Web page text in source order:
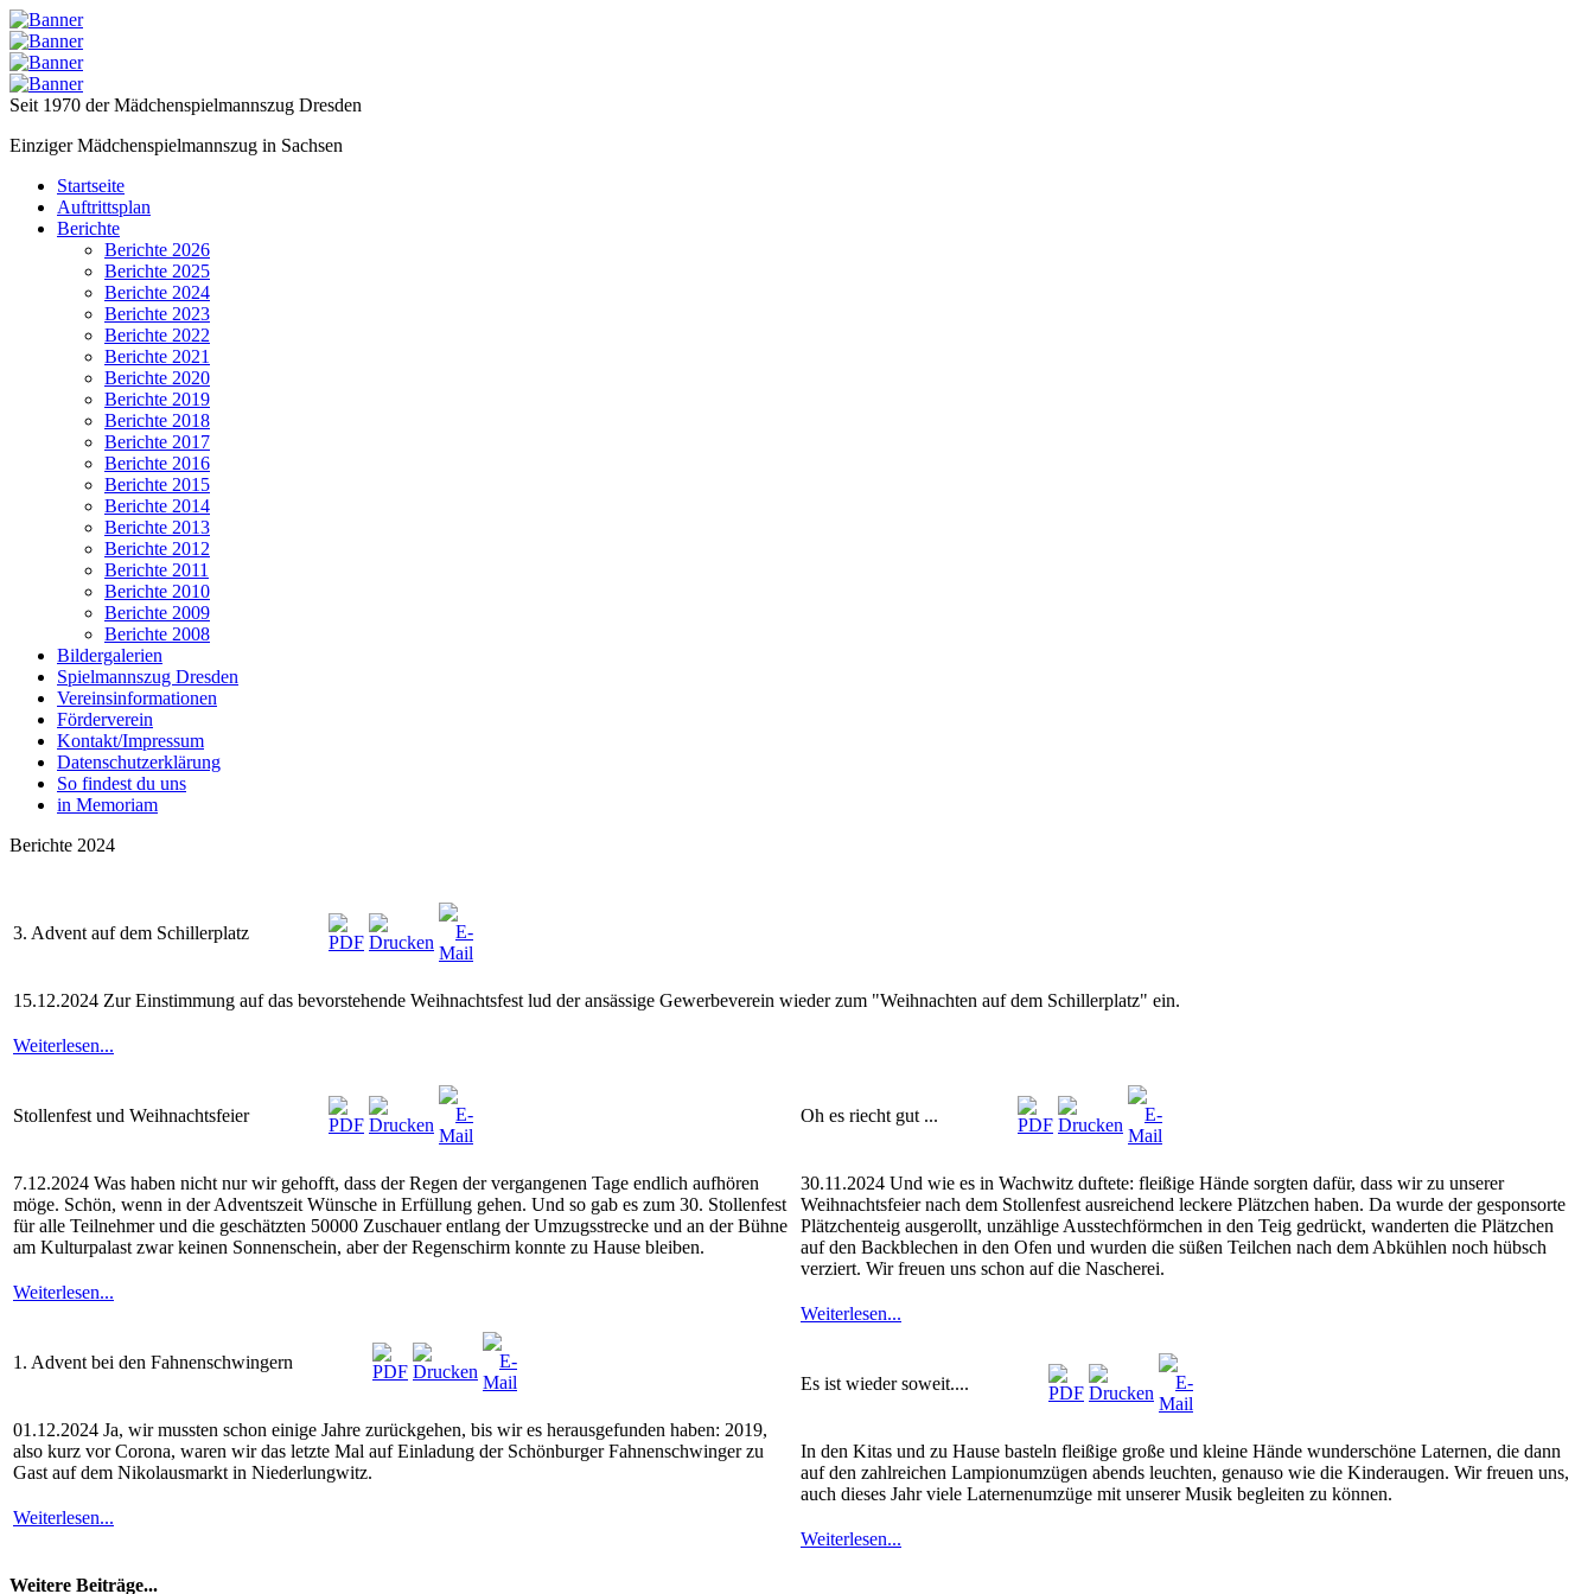
Seit 1970 der Mädchenspielmannszug Dresden
Einziger Mädchenspielmannszug in Sachsen
Startseite
Auftrittsplan
Berichte
Berichte 2026
Berichte 2025
Berichte 2024
Berichte 2023
Berichte 2022
Berichte 2021
Berichte 2020
Berichte 2019
Berichte 2018
Berichte 2017
Berichte 2016
Berichte 2015
Berichte 2014
Berichte 2013
Berichte 2012
Berichte 2011
Berichte 2010
Berichte 2009
Berichte 2008
Bildergalerien
Spielmannszug Dresden
Vereinsinformationen
Förderverein
Kontakt/Impressum
Datenschutzerklärung
So findest du uns
in Memoriam
Berichte 2024
3. Advent auf dem Schillerplatz
15.12.2024 Zur Einstimmung auf das bevorstehende Weihnachtsfest lud der ansässige Gewerbeverein wieder zum "Weihnachten auf dem Schillerplatz" ein.
Weiterlesen...
Stollenfest und Weihnachtsfeier
7.12.2024 Was haben nicht nur wir gehofft, dass der Regen der vergangenen Tage endlich aufhören
möge. Schön, wenn in der Adventszeit Wünsche in Erfüllung gehen. Und so gab es zum 30. Stollenfest
für alle Teilnehmer und die geschätzten 50000 Zuschauer entlang der Umzugsstrecke und an der Bühne
am Kulturpalast zwar keinen Sonnenschein, aber der Regenschirm konnte zu Hause bleiben.
Weiterlesen...
1. Advent bei den Fahnenschwingern
01.12.2024 Ja, wir mussten schon einige Jahre zurückgehen, bis wir es herausgefunden haben: 2019,
also kurz vor Corona, waren wir das letzte Mal auf Einladung der Schönburger Fahnenschwinger zu
Gast auf dem Nikolausmarkt in Niederlungwitz.
Weiterlesen...
Oh es riecht gut ...
30.11.2024 Und wie es in Wachwitz duftete: fleißige Hände sorgten dafür, dass wir zu unserer
Weihnachtsfeier nach dem Stollenfest ausreichend leckere Plätzchen haben. Da wurde der gesponsorte
Plätzchenteig ausgerollt, unzählige Ausstechförmchen in den Teig gedrückt, wanderten die Plätzchen
auf den Backblechen in den Ofen und wurden die süßen Teilchen nach dem Abkühlen noch hübsch
verziert. Wir freuen uns schon auf die Nascherei.
Weiterlesen...
Es ist wieder soweit....
In den Kitas und zu Hause basteln fleißige große und kleine Hände wunderschöne Laternen, die dann
auf den zahlreichen Lampionumzügen abends leuchten, genauso wie die Kinderaugen. Wir freuen uns,
auch dieses Jahr viele Laternenumzüge mit unserer Musik begleiten zu können.
Weiterlesen...
Weitere Beiträge...